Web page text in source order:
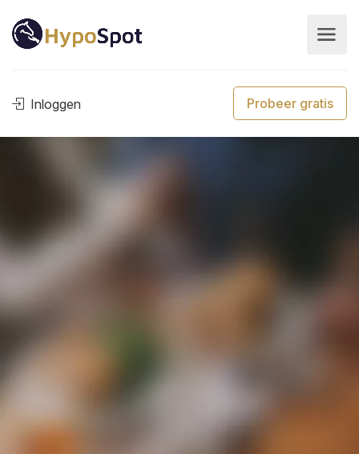
Inloggen Probeer gratis